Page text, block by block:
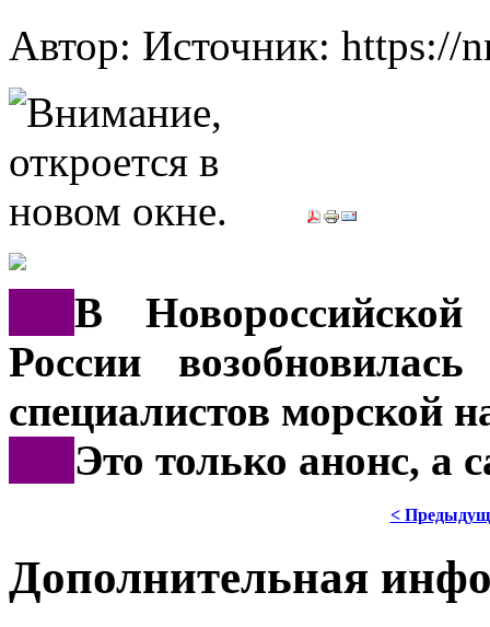
Автор: Источник: https://
В
России
специалистов морской
Это только анонс, а
<
Дополнительная